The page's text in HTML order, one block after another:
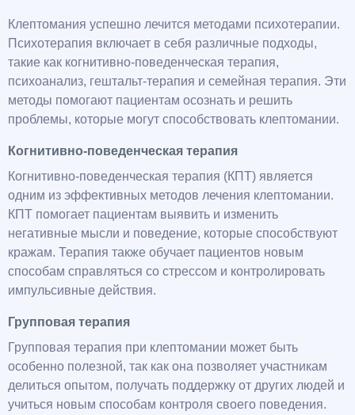
Клептомания успешно лечится методами психотерапии.
Психотерапия включает в себя различные подходы,
такие как когнитивно-поведенческая терапия,
психоанализ, гештальт-терапия и семейная терапия. Эти
методы помогают пациентам осознать и решить
проблемы, которые могут способствовать клептомании.
Когнитивно-поведенческая терапия
Когнитивно-поведенческая терапия (КПТ) является
одним из эффективных методов лечения клептомании.
КПТ помогает пациентам выявить и изменить
негативные мысли и поведение, которые способствуют
кражам. Терапия также обучает пациентов новым
способам справляться со стрессом и контролировать
импульсивные действия.
Групповая терапия
Групповая терапия при клептомании может быть
особенно полезной, так как она позволяет участникам
делиться опытом, получать поддержку от других людей и
учиться новым способам контроля своего поведения.